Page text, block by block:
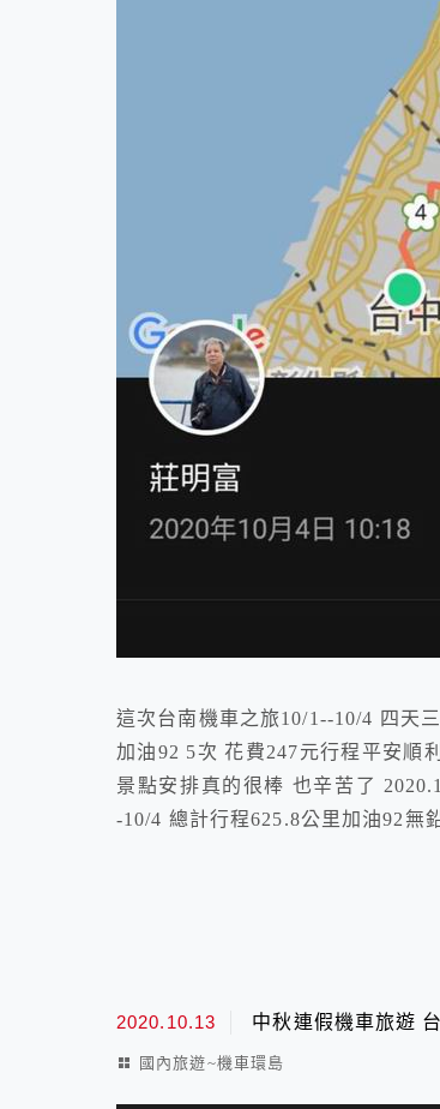
這次台南機車之旅10/1--10/4 四天
加油92 5次 花費247元行程平安順
景點安排真的很棒 也辛苦了
-10/4 總計行程625.8公里加油92無
2020.10.13 中秋連假機車旅遊
國內旅遊~機車環島